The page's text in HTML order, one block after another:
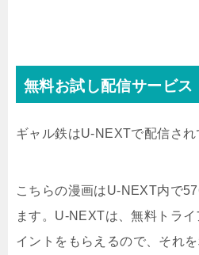
無料お試し配信サービス
ギャル鉄はU-NEXTで配信され
こちらの漫画はU-NEXT内で
ます。U-NEXTは、無料トラ
イントをもらえるので、それ